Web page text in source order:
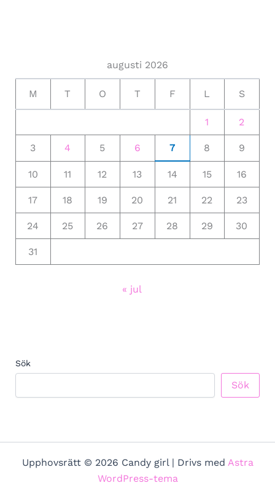
augusti 2026
M T O T F L S
1 2
3 4 5 6 7 8 9
10 11 12 13 14 15 16
17 18 19 20 21 22 23
24 25 26 27 28 29 30
31
« jul
Sök
Sök
Upphovsrätt © 2026 Candy girl | Drivs med Astra
WordPress-tema